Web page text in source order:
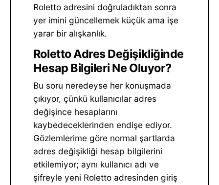
Roletto adresini doğruladıktan sonra
yer imini güncellemek küçük ama işe
yarar bir alışkanlık.
Roletto Adres Değişikliğinde
Hesap Bilgileri Ne Oluyor?
Bu soru neredeyse her konuşmada
çıkıyor, çünkü kullanıcılar adres
değişince hesaplarını
kaybedeceklerinden endişe ediyor.
Gözlemlerime göre normal şartlarda
adres değişikliği hesap bilgilerini
etkilemiyor; aynı kullanıcı adı ve
şifreyle yeni Roletto adresinden giriş